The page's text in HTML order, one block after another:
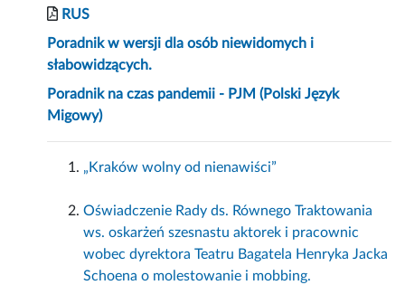
RUS
Poradnikw wersji dla osób niewidomych i
słabowidzących.
Poradnik na czas pandemii - PJM (Polski Język
Migowy)
„Kraków wolny od nienawiści”
Oświadczenie Rady ds. Równego Traktowania
ws. oskarżeń szesnastu aktorek i pracownic
wobec dyrektora Teatru Bagatela Henryka Jacka
Schoena o molestowanie i mobbing.